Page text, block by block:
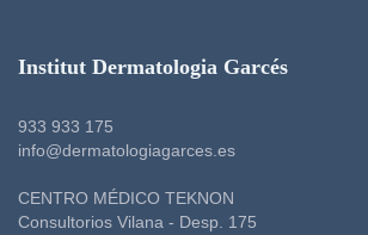
Institut Dermatologia Garcés
933 933 175
info@dermatologiagarces.es
CENTRO MÉDICO TEKNON
Consultorios Vilana - Desp. 175